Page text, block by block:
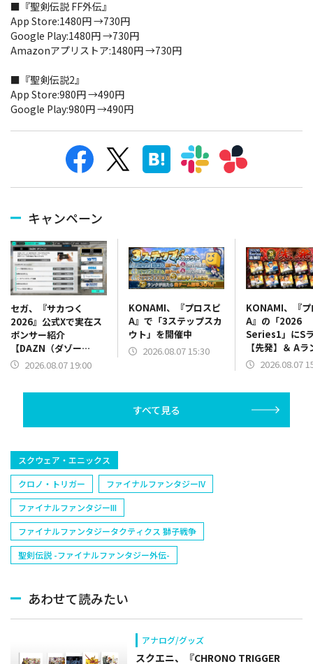
■『聖剣伝説 FF外伝』
App Store:1480円 →730円
Google Play:1480円 →730円
Amazonアプリストア:1480円 →730円
■『聖剣伝説2』
App Store:980円 →490円
Google Play:980円 →490円
キャンペーン
セガ、『サカつく
2026』公式Xで実在ス
ポンサー紹介
【DAZN（ダゾー
ン）】篇をポスト
2026.08.07 19:00
KONAMI、『プロスピ
A』で「3ステップスカ
ウト」を開催中
2026.08.07 15:30
KONAMI、『
A』の「2026
Series1」にS
【先発】＆ Aラ
【野手】新登
塁手)、持丸泰
捕手)など
2026.08.07
すべて見る
スクウェア・エニックス
クロノ・トリガー
ファイナルファンタジーIV
ファイナルファンタジーIII
ファイナルファンタジータクティクス 獅子戦争
聖剣伝説 -ファイナルファンタジー外伝-
あわせて読みたい
アナログ/グッズ
スクエニ、『CHRONO TRIGGER